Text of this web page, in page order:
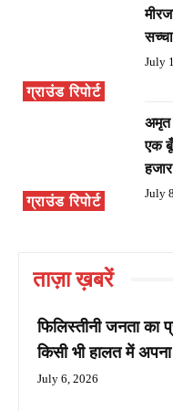
ग्राउंड रिपोर्ट
July
ग्राउंड रिपोर्ट
अमृत
एक
हजार
July
ताज़ा ख़बरें
फिलिस्तीनी जनता का
किसी भी हालत में
July 6, 2026